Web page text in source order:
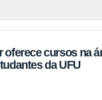
oferece cursos na
da UFU